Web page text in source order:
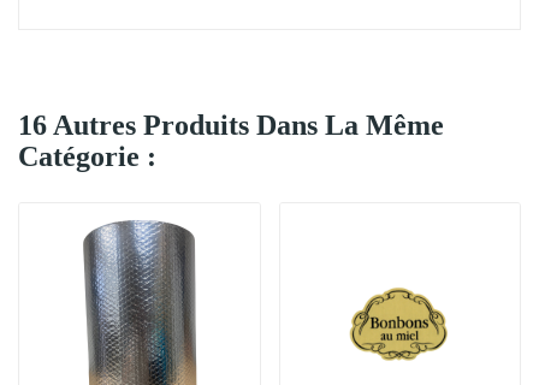
16 Autres Produits Dans La Même
Catégorie :